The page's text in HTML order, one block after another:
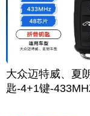
大众迈特威、夏
匙-4+1键-